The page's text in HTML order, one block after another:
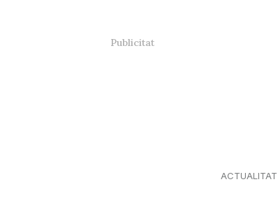
ACTUALITAT